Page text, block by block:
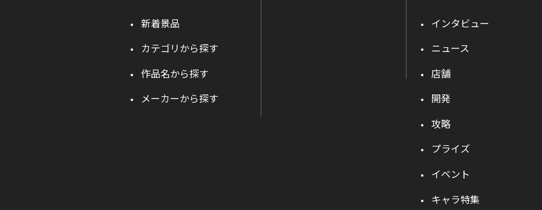
新着景品
カテゴリから探す
作品名から探す
メーカーから探す
インタビュー
ニュース
店舗
開発
攻略
プライズ
イベント
キャラ特集